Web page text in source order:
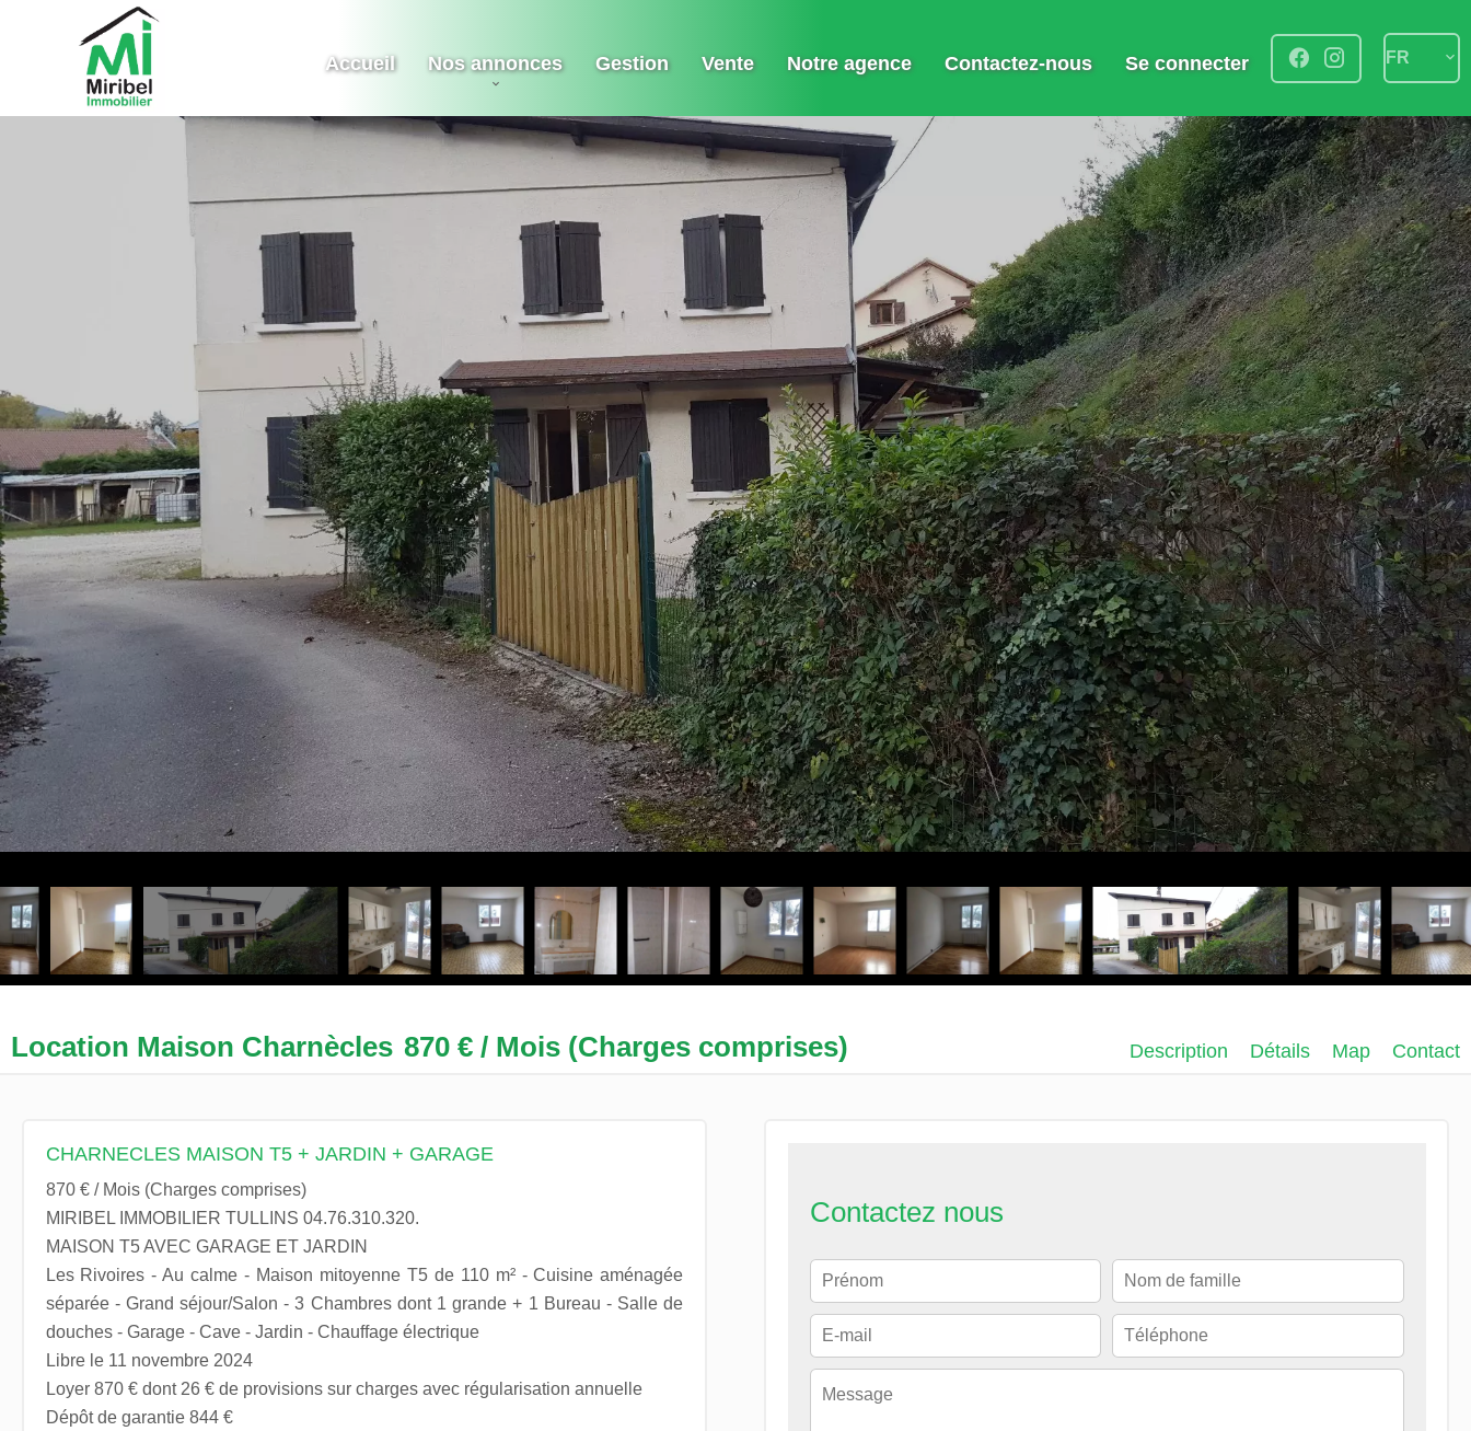
Accueil Nos annonces Gestion Vente Notre agence Contactez-nous Se connecter FR
Location Maison Charnècles 870 € / Mois (Charges comprises) Description Détails Map Contact
CHARNECLES MAISON T5 + JARDIN + GARAGE
870 € / Mois (Charges comprises)
MIRIBEL IMMOBILIER TULLINS 04.76.310.320.
MAISON T5 AVEC GARAGE ET JARDIN
Les Rivoires - Au calme - Maison mitoyenne T5 de 110 m² - Cuisine aménagée
séparée - Grand séjour/Salon - 3 Chambres dont 1 grande + 1 Bureau - Salle de
douches - Garage - Cave - Jardin - Chauffage électrique
Libre le 11 novembre 2024
Loyer 870 € dont 26 € de provisions sur charges avec régularisation annuelle
Dépôt de garantie 844 €
Contactez nous